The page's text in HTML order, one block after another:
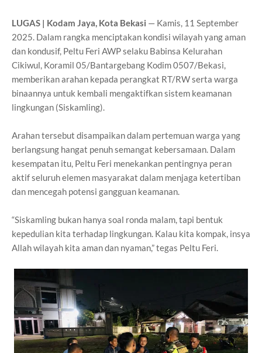
LUGAS | Kodam Jaya, Kota Bekasi — Kamis, 11 September
2025. Dalam rangka menciptakan kondisi wilayah yang aman
dan kondusif, Peltu Feri AWP selaku Babinsa Kelurahan
Cikiwul, Koramil 05/Bantargebang Kodim 0507/Bekasi,
memberikan arahan kepada perangkat RT/RW serta warga
binaannya untuk kembali mengaktifkan sistem keamanan
lingkungan (Siskamling).
Arahan tersebut disampaikan dalam pertemuan warga yang
berlangsung hangat penuh semangat kebersamaan. Dalam
kesempatan itu, Peltu Feri menekankan pentingnya peran
aktif seluruh elemen masyarakat dalam menjaga ketertiban
dan mencegah potensi gangguan keamanan.
“Siskamling bukan hanya soal ronda malam, tapi bentuk
kepedulian kita terhadap lingkungan. Kalau kita kompak, insya
Allah wilayah kita aman dan nyaman,” tegas Peltu Feri.